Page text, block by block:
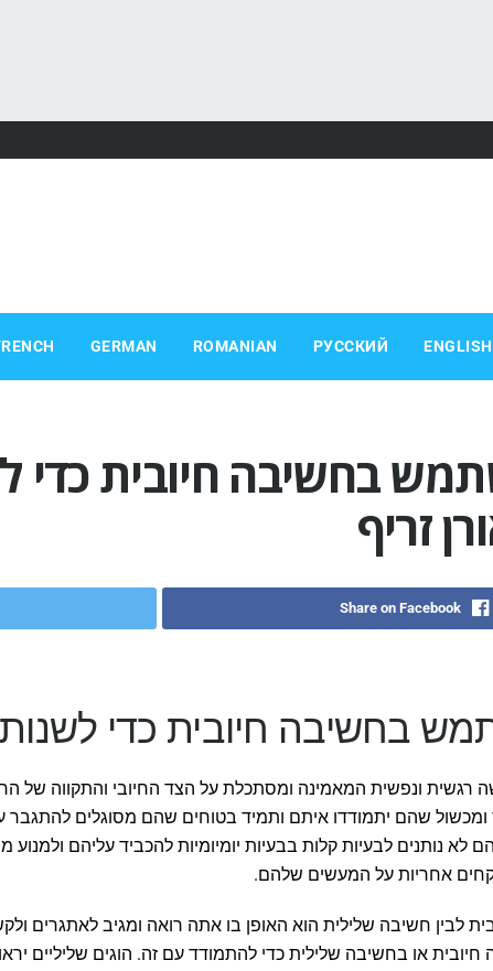
ENGLISH
РУССКИЙ
ROMANIAN
GERMAN
בחשיבה חיובית
זריף
Share on Facebook
בחשיבה חיובית כדי
רגשית ונפשית המאמינה ומסתכלת על הצד החיובי והתקווה של
שהם יתמודדו איתם ותמיד בטוחים שהם מסוגלים להתגבר
לא נותנים לבעיות קלות בבעיות יומיומיות להכביד עליהם
אחריות על המעשים שלהם.
לבין חשיבה שלילית הוא האופן בו אתה רואה ומגיב
או בחשיבה שלילית כדי להתמודד עם זה. הוגים שליליים